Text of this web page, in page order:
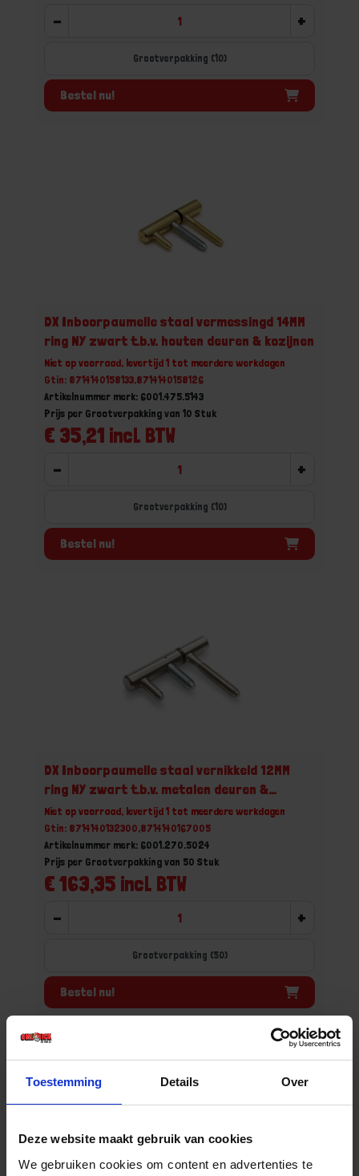
Toestemming Details Over
Deze website maakt gebruik van cookies
We gebruiken cookies om content en advertenties te
- +
Grootverpakking (10)
Bestel nu!
DX Inboorpaumelle staal vermessingd 14MM
ring NY zwart t.b.v. houten deuren & kozijnen
Niet op voorraad, levertijd 1 tot meerdere werkdagen
Gtin: 8714140158133,8714140158126
Artikelnummer merk: 6001.475.5143
€ 35,21 incl. BTW
Prijs per Grootverpakking van 10 Stuk
- +
Grootverpakking (10)
Bestel nu!
DX Inboorpaumelle staal vernikkeld 12MM
ring NY zwart t.b.v. metalen deuren &
kozijnen
Niet op voorraad, levertijd 1 tot meerdere werkdagen
Gtin: 8714140132300,8714140167005
Artikelnummer merk: 6001.270.5024
€ 163,35 incl. BTW
Prijs per Grootverpakking van 50 Stuk
- +
Grootverpakking (50)
Bestel nu!